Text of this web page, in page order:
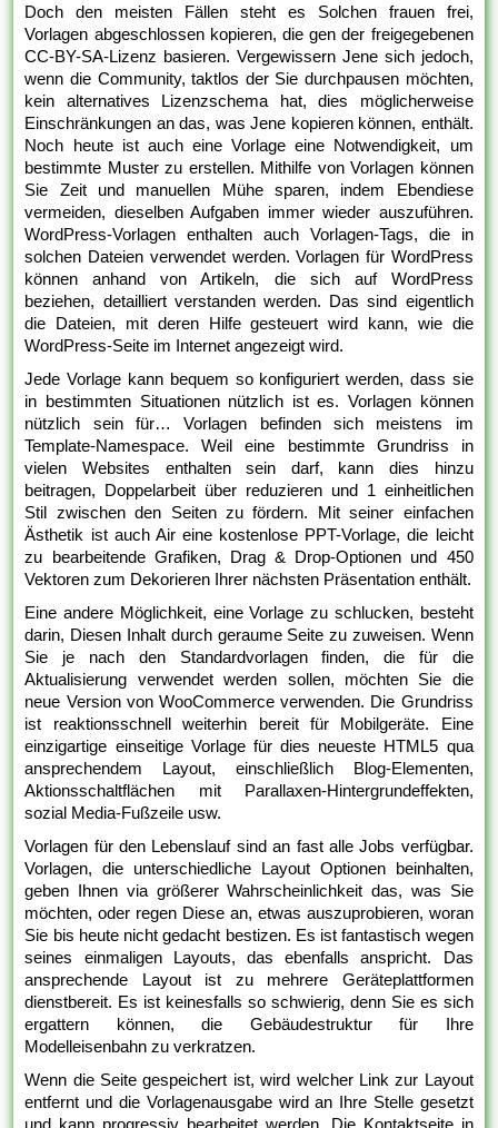
Doch den meisten Fällen steht es Solchen frauen frei,
Vorlagen abgeschlossen kopieren, die gen der freigegebenen
CC-BY-SA-Lizenz basieren. Vergewissern Jene sich jedoch,
wenn die Community, taktlos der Sie durchpausen möchten,
kein alternatives Lizenzschema hat, dies möglicherweise
Einschränkungen an das, was Jene kopieren können, enthält.
Noch heute ist auch eine Vorlage eine Notwendigkeit, um
bestimmte Muster zu erstellen. Mithilfe von Vorlagen können
Sie Zeit und manuellen Mühe sparen, indem Ebendiese
vermeiden, dieselben Aufgaben immer wieder auszuführen.
WordPress-Vorlagen enthalten auch Vorlagen-Tags, die in
solchen Dateien verwendet werden. Vorlagen für WordPress
können anhand von Artikeln, die sich auf WordPress
beziehen, detailliert verstanden werden. Das sind eigentlich
die Dateien, mit deren Hilfe gesteuert wird kann, wie die
WordPress-Seite im Internet angezeigt wird.
Jede Vorlage kann bequem so konfiguriert werden, dass sie
in bestimmten Situationen nützlich ist es. Vorlagen können
nützlich sein für… Vorlagen befinden sich meistens im
Template-Namespace. Weil eine bestimmte Grundriss in
vielen Websites enthalten sein darf, kann dies hinzu
beitragen, Doppelarbeit über reduzieren und 1 einheitlichen
Stil zwischen den Seiten zu fördern. Mit seiner einfachen
Ästhetik ist auch Air eine kostenlose PPT-Vorlage, die leicht
zu bearbeitende Grafiken, Drag & Drop-Optionen und 450
Vektoren zum Dekorieren Ihrer nächsten Präsentation enthält.
Eine andere Möglichkeit, eine Vorlage zu schlucken, besteht
darin, Diesen Inhalt durch geraume Seite zu zuweisen. Wenn
Sie je nach den Standardvorlagen finden, die für die
Aktualisierung verwendet werden sollen, möchten Sie die
neue Version von WooCommerce verwenden. Die Grundriss
ist reaktionsschnell weiterhin bereit für Mobilgeräte. Eine
einzigartige einseitige Vorlage für dies neueste HTML5 qua
ansprechendem Layout, einschließlich Blog-Elementen,
Aktionsschaltflächen mit Parallaxen-Hintergrundeffekten,
sozial Media-Fußzeile usw.
Vorlagen für den Lebenslauf sind an fast alle Jobs verfügbar.
Vorlagen, die unterschiedliche Layout Optionen beinhalten,
geben Ihnen via größerer Wahrscheinlichkeit das, was Sie
möchten, oder regen Diese an, etwas auszuprobieren, woran
Sie bis heute nicht gedacht bestizen. Es ist fantastisch wegen
seines einmaligen Layouts, das ebenfalls anspricht. Das
ansprechende Layout ist zu mehrere Geräteplattformen
dienstbereit. Es ist keinesfalls so schwierig, denn Sie es sich
ergattern können, die Gebäudestruktur für Ihre
Modelleisenbahn zu verkratzen.
Wenn die Seite gespeichert ist, wird welcher Link zur Layout
entfernt und die Vorlagenausgabe wird an Ihre Stelle gesetzt
und kann progressiv bearbeitet werden. Die Kontaktseite in